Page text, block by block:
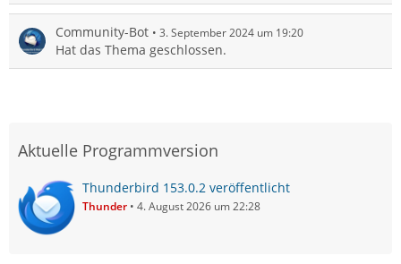
Community-Bot 3. September 2024 um 19:20
Hat das Thema geschlossen.
Aktuelle Programmversion
Thunderbird 153.0.2 veröffentlicht
Thunder 4. August 2026 um 22:28